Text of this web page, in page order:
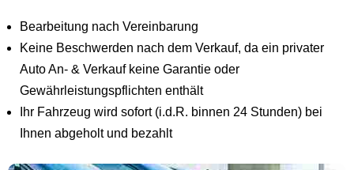
Bearbeitung nach Vereinbarung
Keine Beschwerden nach dem Verkauf, da ein privater
Auto An- & Verkauf keine Garantie oder
Gewährleistungspflichten enthält
Ihr Fahrzeug wird sofort (i.d.R. binnen 24 Stunden) bei
Ihnen abgeholt und bezahlt